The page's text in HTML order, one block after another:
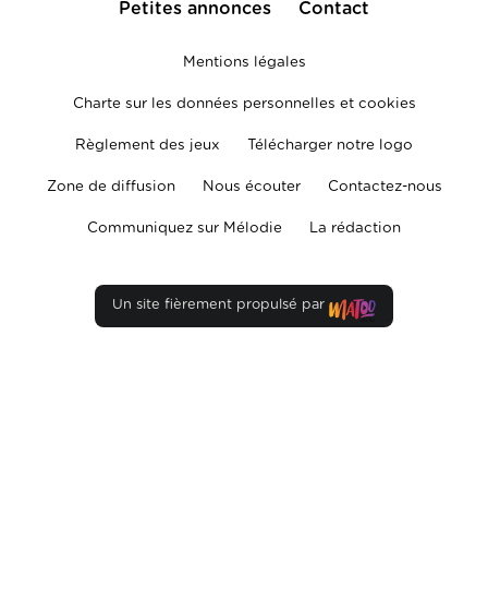
Petites annonces Contact
Mentions légales
Charte sur les données personnelles et cookies
Règlement des jeux Télécharger notre logo
Zone de diffusion Nous écouter Contactez-nous
Communiquez sur Mélodie La rédaction
Un site fièrement propulsé par